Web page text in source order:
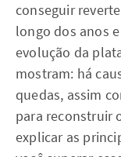
conseguir
longo dos anos
evolução da
mostram: há
quedas, assim
para reconstruir
explicar as